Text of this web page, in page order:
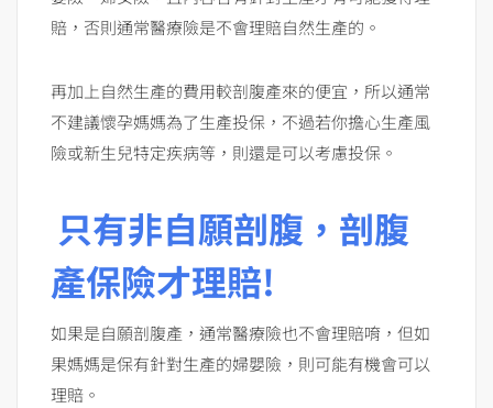
賠，否則通常醫療險是不會理賠自然生產的。
再加上自然生產的費用較剖腹產來的便宜，所以通常
不建議懷孕媽媽為了生產投保，不過若你擔心生產風
險或新生兒特定疾病等，則還是可以考慮投保。
只有非自願剖腹，剖腹
產保險才理賠!
如果是自願剖腹產，通常醫療險也不會理賠唷，但如
果媽媽是保有針對生產的婦嬰險，則可能有機會可以
理賠。